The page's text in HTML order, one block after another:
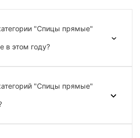
"Спицы прямые"
в этом году?
"Спицы прямые"